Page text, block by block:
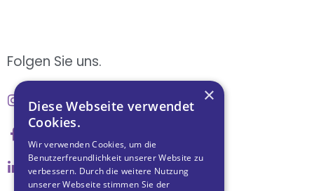
Folgen Sie uns.
×
Diese Webseite verwendet
Cookies.
Wir verwenden Cookies, um die
Benutzerfreundlichkeit unserer Website zu
verbessern. Durch die weitere Nutzung
unserer Webseite stimmen Sie der